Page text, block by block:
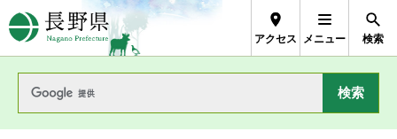
長野県Nagano Prefecture
アクセス メニュー 検索